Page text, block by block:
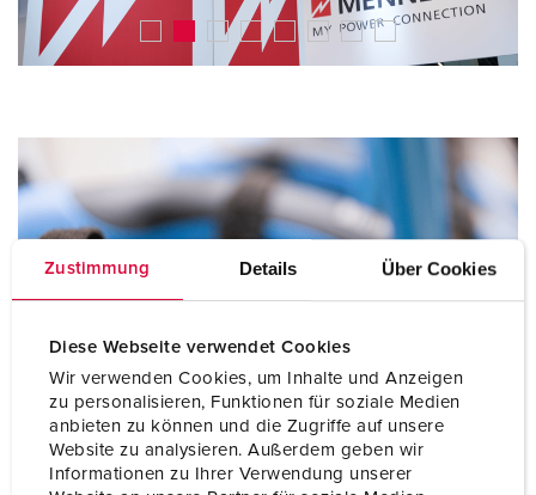
Zustimmung Details Über Cookies
Diese Webseite verwendet Cookies
Wir verwenden Cookies, um Inhalte und Anzeigen
zu personalisieren, Funktionen für soziale Medien
anbieten zu können und die Zugriffe auf unsere
Website zu analysieren. Außerdem geben wir
Informationen zu Ihrer Verwendung unserer